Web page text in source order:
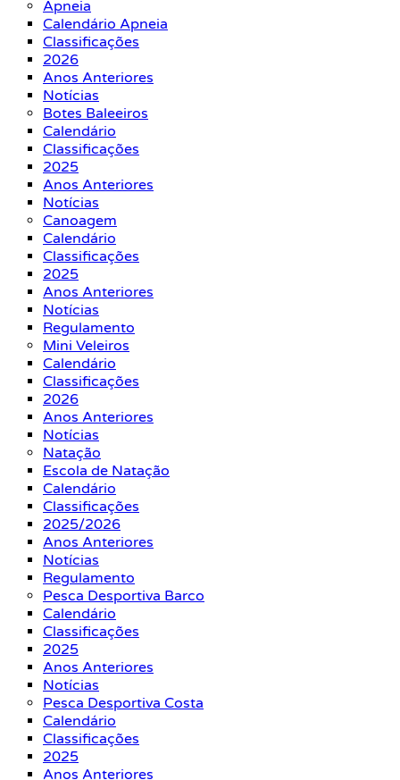
Apneia
Calendário Apneia
Classificações
2026
Anos Anteriores
Notícias
Botes Baleeiros
Calendário
Classificações
2025
Anos Anteriores
Notícias
Canoagem
Calendário
Classificações
2025
Anos Anteriores
Notícias
Regulamento
Mini Veleiros
Calendário
Classificações
2026
Anos Anteriores
Notícias
Natação
Escola de Natação
Calendário
Classificações
2025/2026
Anos Anteriores
Notícias
Regulamento
Pesca Desportiva Barco
Calendário
Classificações
2025
Anos Anteriores
Notícias
Pesca Desportiva Costa
Calendário
Classificações
2025
Anos Anteriores